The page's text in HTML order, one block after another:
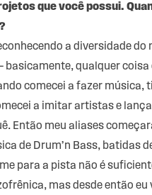
que você possui.
a diversidade
basicamente, qualquer
comecei a fazer
a imitar artistas e
Então meu aliases
de Drum’n Bass, batidas
para a pista não é
mas desde então